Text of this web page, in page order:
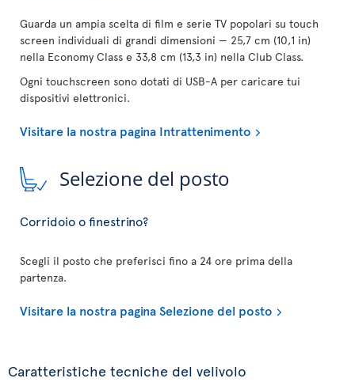
Guarda un ampia scelta di film e serie TV popolari su touch
screen individuali di grandi dimensioni — 25,7 cm (10,1 in)
nella Economy Class e 33,8 cm (13,3 in) nella Club Class.
Ogni touchscreen sono dotati di USB-A per caricare tui
dispositivi elettronici.
Visitare la nostra pagina Intrattenimento
Selezione del posto
Corridoio o finestrino?
Scegli il posto che preferisci fino a 24 ore prima della
partenza.
Visitare la nostra pagina Selezione del posto
Caratteristiche tecniche del velivolo